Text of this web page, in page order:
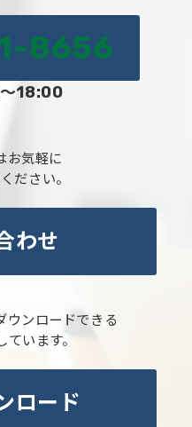
8656
18:00
お気軽に
ださい。
わせ
ウンロードできる
います。
ロード